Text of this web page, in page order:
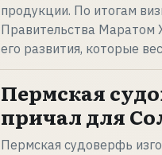
продукции. По итогам
Правительства Маратом
его развития, которые
Пермская
причал для
Пермская судоверфь